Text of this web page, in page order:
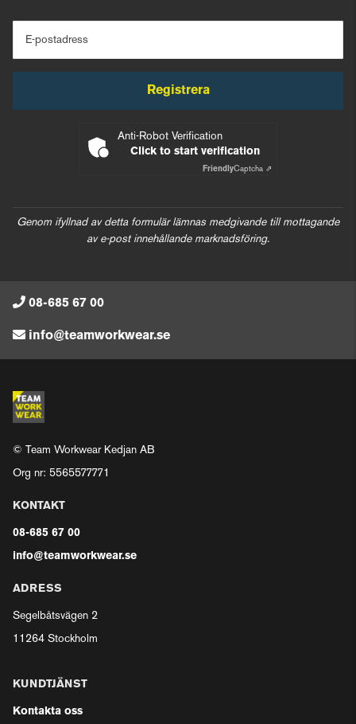
E-postadress
Registrera
Anti-Robot Verification
Click to start verification
FriendlyCaptcha ⇗
Genom ifyllnad av detta formulär lämnas medgivande till mottagande
av e-post innehållande marknadsföring.
08-685 67 00
info@teamworkwear.se
© Team Workwear Kedjan AB
Org nr: 5565577771
KONTAKT
08-685 67 00
info@teamworkwear.se
ADRESS
Segelbåtsvägen 2
11264 Stockholm
KUNDTJÄNST
Kontakta oss